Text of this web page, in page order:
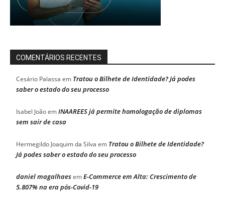
COMENTÁRIOS RECENTES
Cesário Palassa em Tratou o Bilhete de Identidade? Já podes
saber o estado do seu processo
Isabel JoãoemINAAREES já permite homologação de diplomas
sem sair de casa
Hermegildo Joaquim da Silva em Tratou o Bilhete de Identidade?
Já podes saber o estado do seu processo
daniel magalhaesemE-Commerce em Alta: Crescimento de
5.807% na era pós-Covid-19